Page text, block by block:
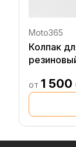
Moto365
Колпак
от 1 500